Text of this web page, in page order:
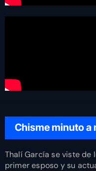
Chisme minuto a
Thalí García se viste de
primer esposo y su